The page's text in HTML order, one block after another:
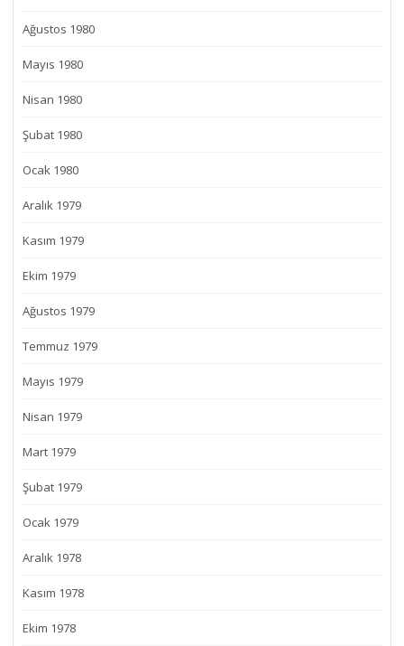
Ağustos 1980
Mayıs 1980
Nisan 1980
Şubat 1980
Ocak 1980
Aralık 1979
Kasım 1979
Ekim 1979
Ağustos 1979
Temmuz 1979
Mayıs 1979
Nisan 1979
Mart 1979
Şubat 1979
Ocak 1979
Aralık 1978
Kasım 1978
Ekim 1978